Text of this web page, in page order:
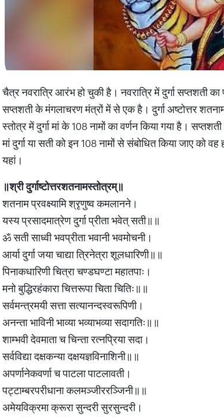
चैत्र नवरात्रि आरंभ हो चुकी है। नवरात्रि में दुर्गा सप्तशती का
सप्तशती के मंगलाचरण मंत्रों में से एक है। दुर्गा अष्टोत्तर
स्तोत्र में दुर्गा मां के 108 नामों का वर्णन किया गया है।
मां दुर्गा या सती को इन 108 नामों से संबोधित किया जाए को
यहां।
॥श्रीदुर्गाष्टोत्तरशतनामस्तोत्रम्॥
शतनाम प्रवक्ष्यामि श्रृणुष्व कमलानने।
यस्य प्रसादमात्रेण दुर्गा प्रीता भवेत् सती॥॥
ॐ सती साध्वी भवप्रीता भवानी भवमोचनी।
आर्या दुर्गा जया चाद्या त्रिनेत्रा शूलधारिणी॥॥
पिनाकधारिणी चित्रा चण्डघण्टा महातपाः।
मनो बुद्धिरहंकारा चित्तरूपा चिता चितिः॥॥
सर्वमन्त्रमयी सत्ता सत्यानन्दस्वरूपिणी।
अनन्ता भाविनी भाव्या भव्याभव्या सदागतिः॥॥
शाम्भवी देवमाता च चिन्ता रत्नप्रिया सदा।
सर्वविद्या दक्षकन्या दक्षयज्ञविनाशिनी॥॥
अपर्णानेकवर्णा च पाटला पाटलावती।
पट्टाम्बरपरीधाना कलमञ्जीररञ्जिनी॥॥
अमेयविक्रमा क्रूरा सुन्दरी सुरसुन्दरी।